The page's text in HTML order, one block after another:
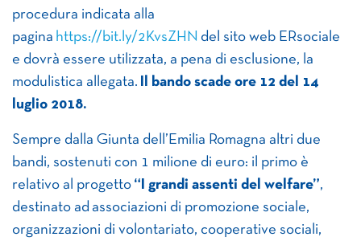
procedura indicata alla
pagina https://bit.ly/2KvsZHN del sito web ERsociale
e dovrà essere utilizzata, a pena di esclusione, la
modulistica allegata. Il bando scade ore 12 del 14
luglio 2018.
Sempre dalla Giunta dell’Emilia Romagna altri due
bandi, sostenuti con 1 milione di euro: il primo è
relativo al progetto “I grandi assenti del welfare”,
destinato ad associazioni di promozione sociale,
organizzazioni di volontariato, cooperative sociali,